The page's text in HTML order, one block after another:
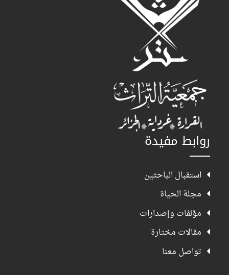
روابط مفيدة
استقبال الباحثين
مجلة الحياة
مؤلفات وإصدارات
مقالات مختارة
تواصل معنا